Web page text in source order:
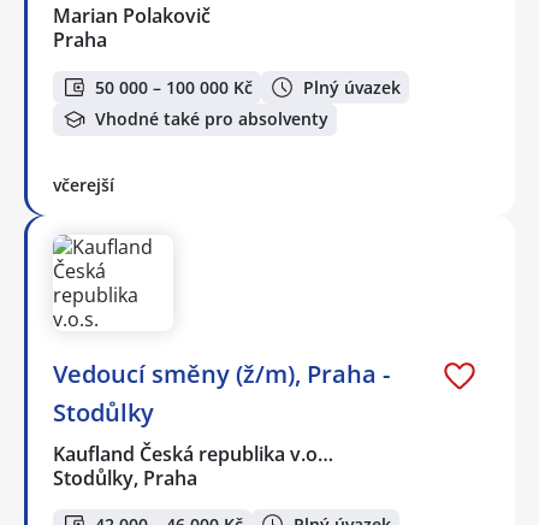
Marian Polakovič
Praha
50 000 – 100 000 Kč
Plný úvazek
Vhodné také pro absolventy
včerejší
Vedoucí směny (ž/m), Praha -
Stodůlky
Kaufland Česká republika v.o…
Stodůlky, Praha